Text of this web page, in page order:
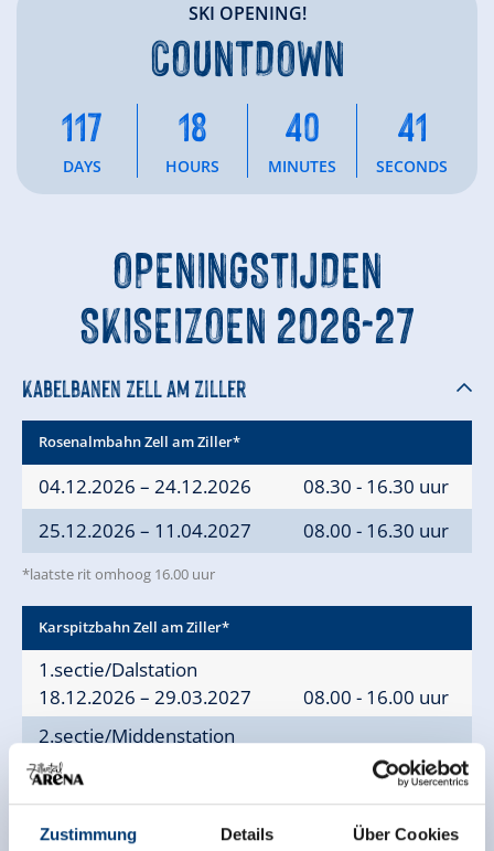
Zustimmung Details Über Cookies
SKI OPENING!
COUNTDOWN
117
DAYS
18
HOURS
40
MINUTES
41
SECONDS
OPENINGSTIJDEN
SKISEIZOEN 2026-27
Kabelbanen Zell am Ziller
Rosenalmbahn Zell am Ziller*
04.12.2026 – 24.12.2026
08.30 - 16.30 uur
25.12.2026 – 11.04.2027
08.00 - 16.30 uur
*laatste rit omhoog 16.00 uur
Karspitzbahn Zell am Ziller*
1.sectie/Dalstation
18.12.2026 – 29.03.2027
08.00 - 16.00 uur
2.sectie/Middenstation
04.12.2026 - 17.12.2026
18.12.2026 – 29.03.2027
08.30 - 16.00 uur
08.00 - 16.00 uur
08.30 - 16.00 uur